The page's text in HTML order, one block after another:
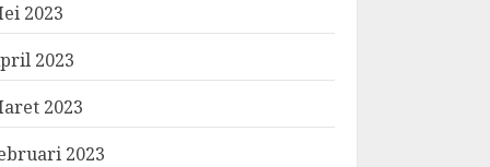
2023
2023
2023
2023